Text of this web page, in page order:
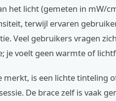
het licht (gemeten in mW/
terwijl ervaren
Veel gebruikers vragen
je voelt geen warmte of
merkt, is een lichte tinteling
De brace zelf is vaak